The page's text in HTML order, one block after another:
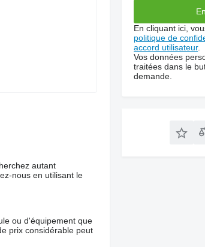
autant
nous en utilisant le
ou d'équipement que
prix considérable peut
En cliquant ici,
politique de
accord utilisateur.
Vos données
traitées dans le
demande.